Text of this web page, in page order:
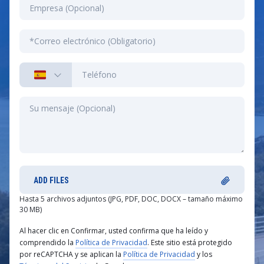
ADD FILES
Hasta 5 archivos adjuntos (JPG, PDF, DOC, DOCX – tamaño máximo
30 MB)
Al hacer clic en Confirmar, usted confirma que ha leído y
comprendido la Política de Privacidad. Este sitio está protegido
por reCAPTCHA y se aplican la Política de Privacidad y los